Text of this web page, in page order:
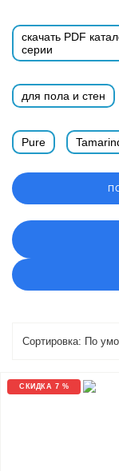
скачать PDF
серии
для пола и стен
Pure
СКИДКА 7 %